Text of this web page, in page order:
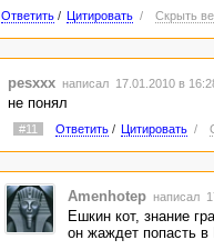
Ответить/ Цитировать / Скрыть
pesxxx написал 17.01.2010 в
не понял
#11 Ответить/ Цитировать /
Amenhotep написал
Ешкин кот, знание
он жаждет попасть в